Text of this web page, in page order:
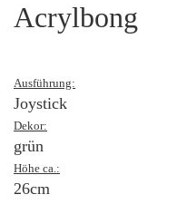
Acrylbong
Ausführung:
Joystick
Dekor:
grün
Höhe ca.:
26cm